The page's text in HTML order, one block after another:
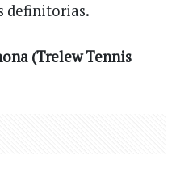
definitorias.
(Trelew Tennis